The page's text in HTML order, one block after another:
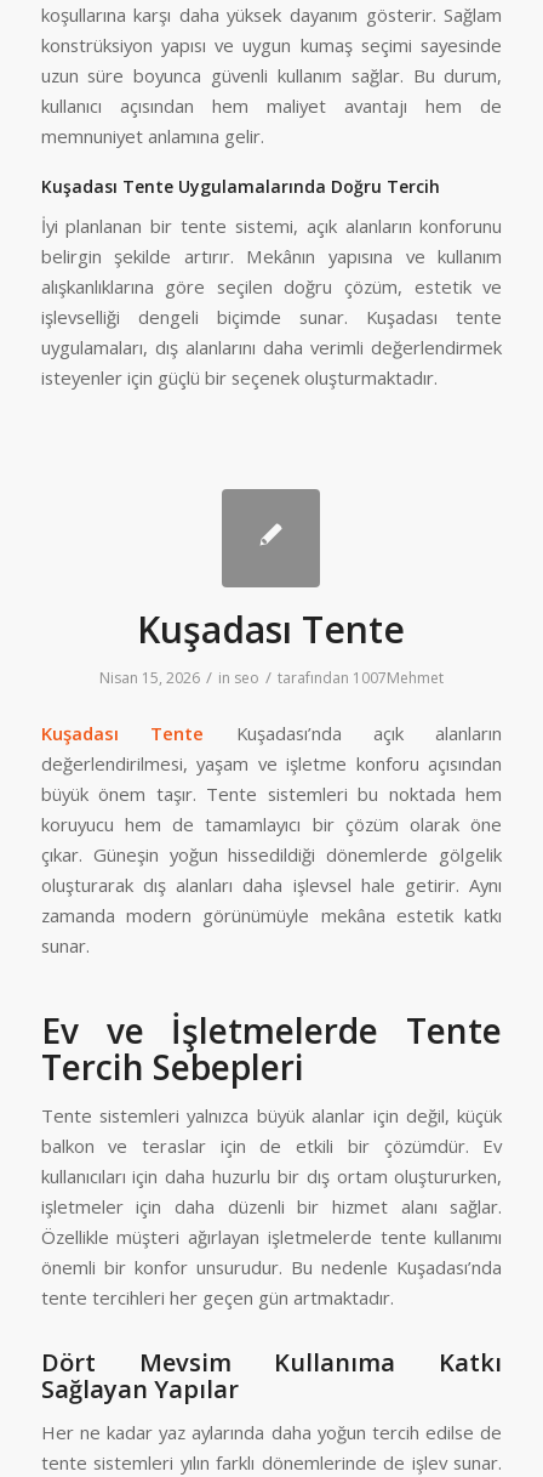
koşullarına karşı daha yüksek dayanım gösterir. Sağlam
konstrüksiyon yapısı ve uygun kumaş seçimi sayesinde
uzun süre boyunca güvenli kullanım sağlar. Bu durum,
kullanıcı açısından hem maliyet avantajı hem de
memnuniyet anlamına gelir.
Kuşadası Tente Uygulamalarında Doğru Tercih
İyi planlanan bir tente sistemi, açık alanların konforunu
belirgin şekilde artırır. Mekânın yapısına ve kullanım
alışkanlıklarına göre seçilen doğru çözüm, estetik ve
işlevselliği dengeli biçimde sunar. Kuşadası tente
uygulamaları, dış alanlarını daha verimli değerlendirmek
isteyenler için güçlü bir seçenek oluşturmaktadır.
Kuşadası Tente
Nisan 15, 2026 / in seo / tarafından 1007Mehmet
Kuşadası Tente
Kuşadası’nda açık alanların
değerlendirilmesi, yaşam ve işletme konforu açısından
büyük önem taşır. Tente sistemleri bu noktada hem
koruyucu hem de tamamlayıcı bir çözüm olarak öne
çıkar. Güneşin yoğun hissedildiği dönemlerde gölgelik
oluşturarak dış alanları daha işlevsel hale getirir. Aynı
zamanda modern görünümüyle mekâna estetik katkı
sunar.
Ev ve İşletmelerde Tente
Tercih Sebepleri
Tente sistemleri yalnızca büyük alanlar için değil, küçük
balkon ve teraslar için de etkili bir çözümdür. Ev
kullanıcıları için daha huzurlu bir dış ortam oluştururken,
işletmeler için daha düzenli bir hizmet alanı sağlar.
Özellikle müşteri ağırlayan işletmelerde tente kullanımı
önemli bir konfor unsurudur. Bu nedenle Kuşadası’nda
tente tercihleri her geçen gün artmaktadır.
Dört Mevsim Kullanıma Katkı
Sağlayan Yapılar
Her ne kadar yaz aylarında daha yoğun tercih edilse de
tente sistemleri yılın farklı dönemlerinde de işlev sunar.